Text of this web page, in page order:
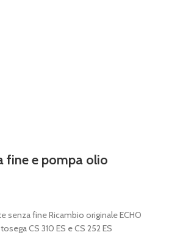
fine e pompa olio
senza fine Ricambio originale ECHO
CS 310 ES e CS 252 ES